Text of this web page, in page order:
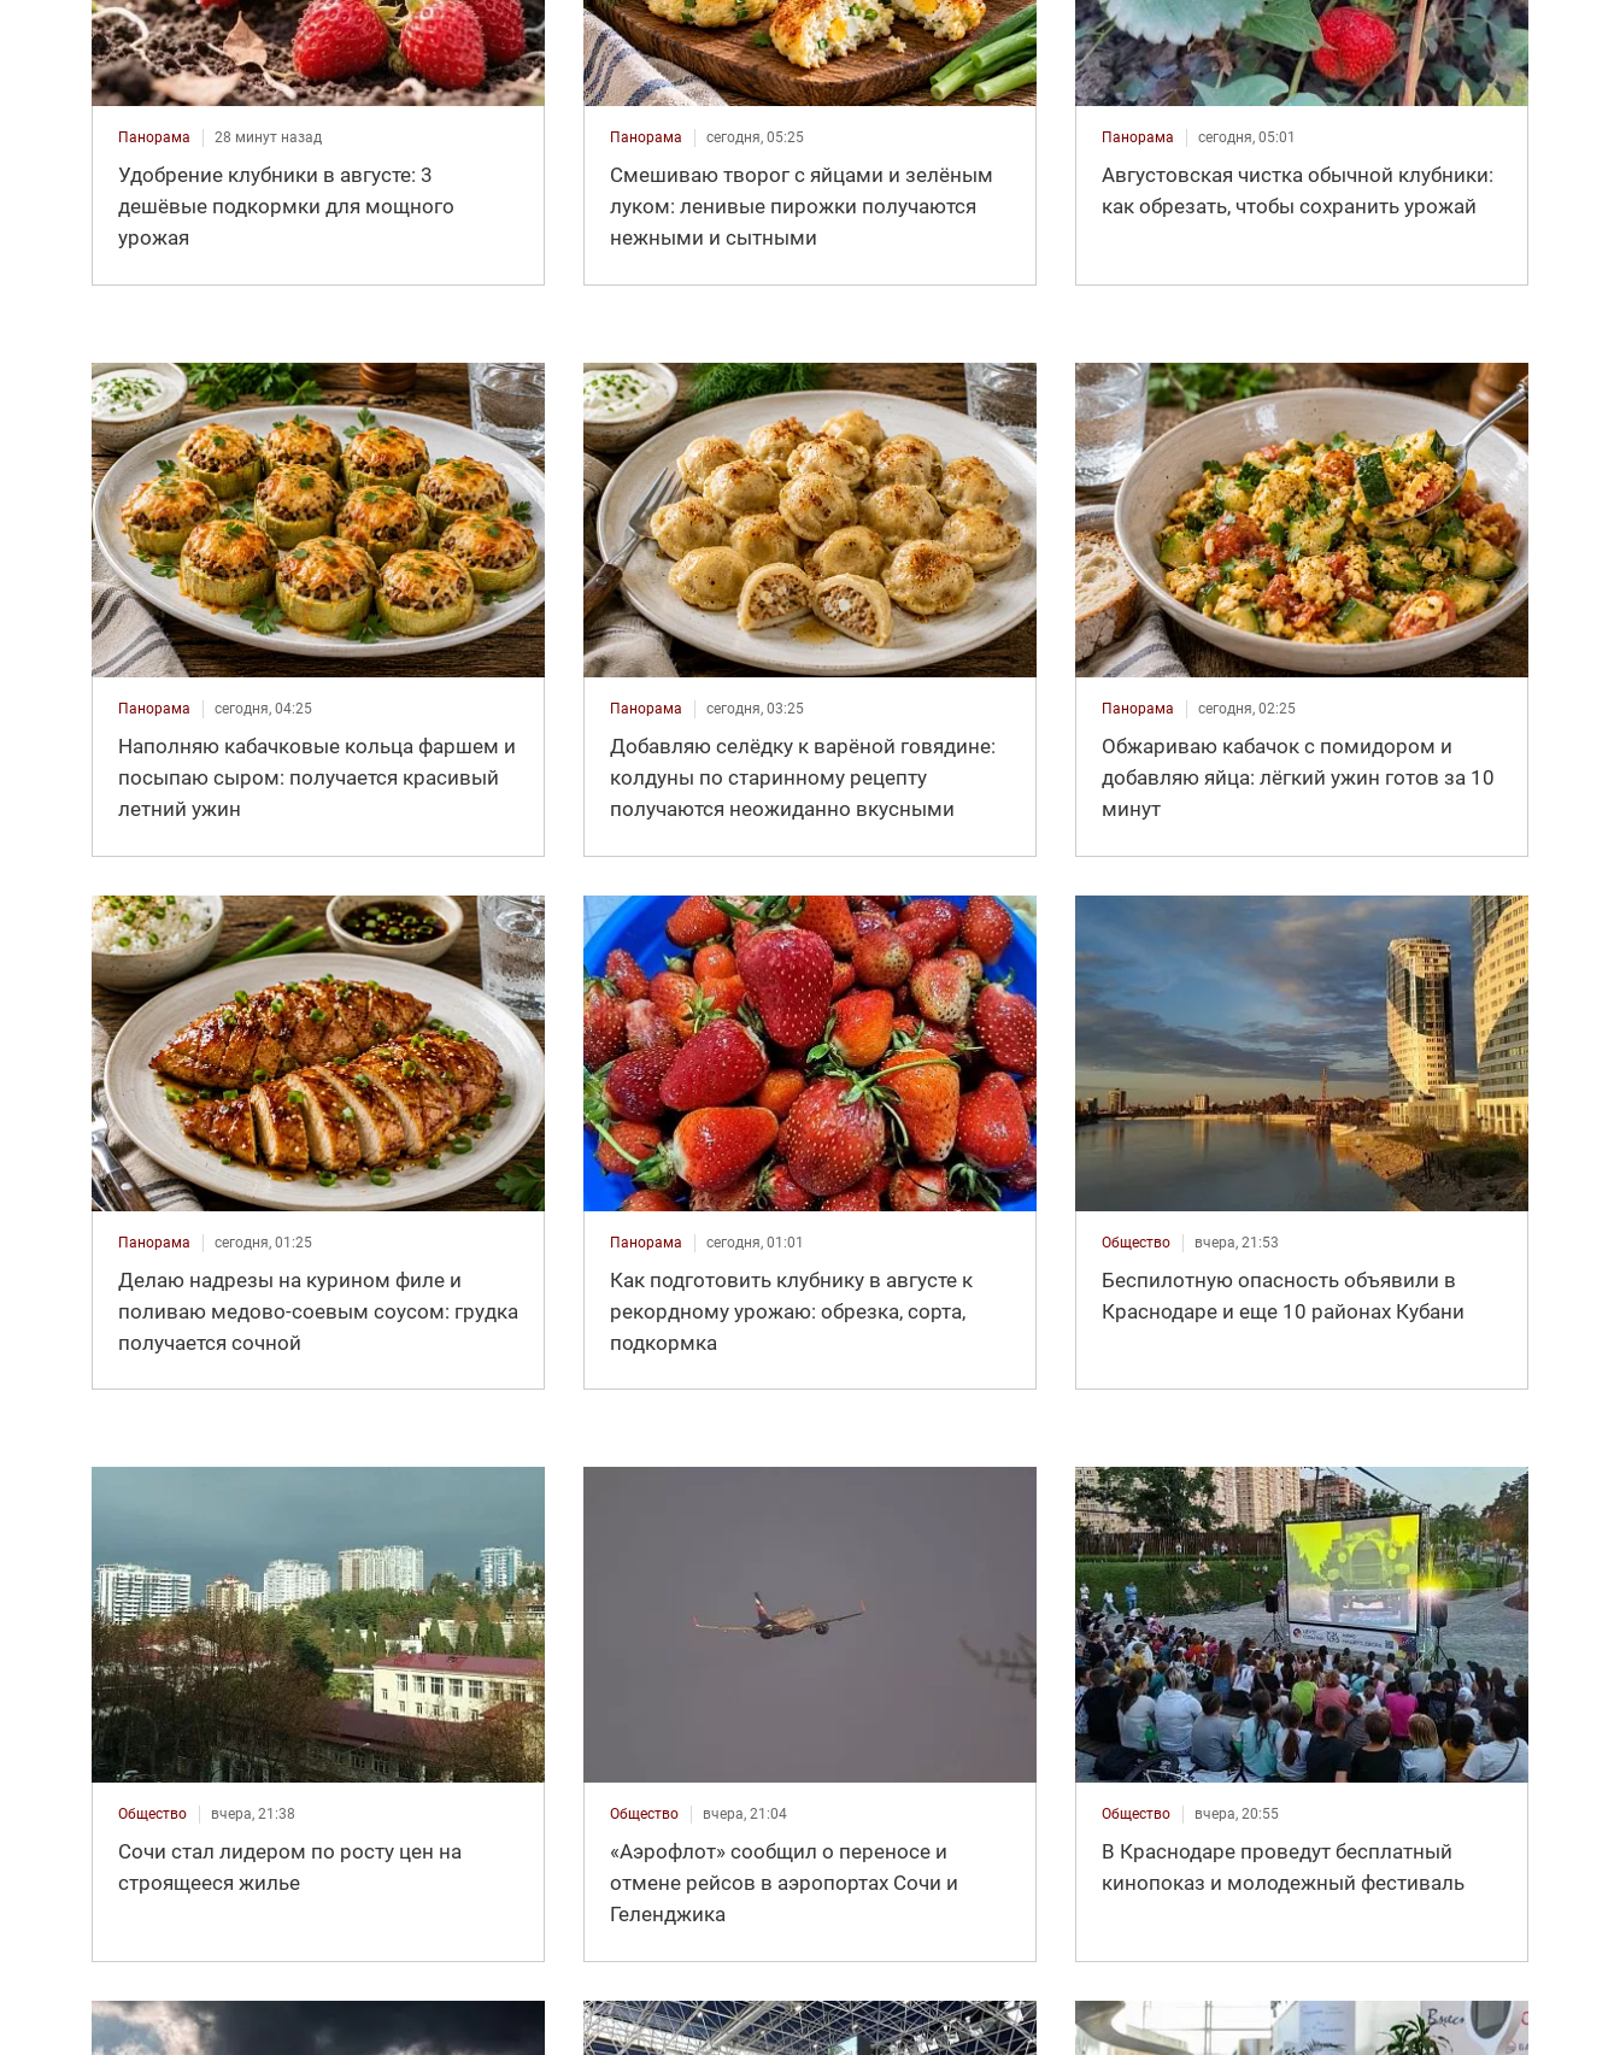
Панорама 28 минут назад
Удобрение клубники в августе: 3
дешёвые подкормки для мощного
урожая
Панорама сегодня, 05:25
Смешиваю творог с яйцами и зелёным
луком: ленивые пирожки получаются
нежными и сытными
Панорама сегодня, 05:01
Августовская чистка обычной клубники:
как обрезать, чтобы сохранить урожай
Панорама сегодня, 04:25
Наполняю кабачковые кольца фаршем и
посыпаю сыром: получается красивый
летний ужин
Панорама сегодня, 03:25
Добавляю селёдку к варёной говядине:
колдуны по старинному рецепту
получаются неожиданно вкусными
Панорама сегодня, 02:25
Обжариваю кабачок с помидором и
добавляю яйца: лёгкий ужин готов за 10
минут
Панорама сегодня, 01:25
Делаю надрезы на курином филе и
поливаю медово-соевым соусом: грудка
получается сочной
Панорама сегодня, 01:01
Как подготовить клубнику в августе к
рекордному урожаю: обрезка, сорта,
подкормка
Общество вчера, 21:53
Беспилотную опасность объявили в
Краснодаре и еще 10 районах Кубани
Общество вчера, 21:38
Сочи стал лидером по росту цен на
строящееся жилье
Общество вчера, 21:04
«Аэрофлот» сообщил о переносе и
отмене рейсов в аэропортах Сочи и
Геленджика
Общество вчера, 20:55
В Краснодаре проведут бесплатный
кинопоказ и молодежный фестиваль